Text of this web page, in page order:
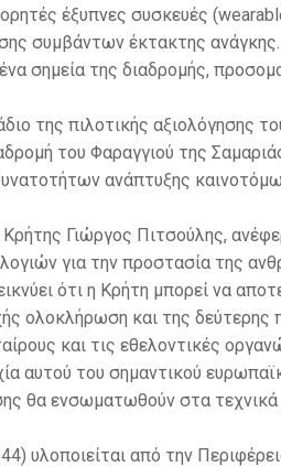
έξυπνες συσκευές
συμβάντων έκτακτης
σημεία της διαδρομής,
της πιλοτικής αξιολόγησης
του Φαραγγιού της
ανάπτυξης
Γιώργος Πιτσούλης,
για την προστασία της
ότι η Κρήτη μπορεί να
ολοκλήρωση και της δεύτερης
και τις εθελοντικές
αυτού του σημαντικού
θα ενσωματωθούν στα
υλοποιείται από την